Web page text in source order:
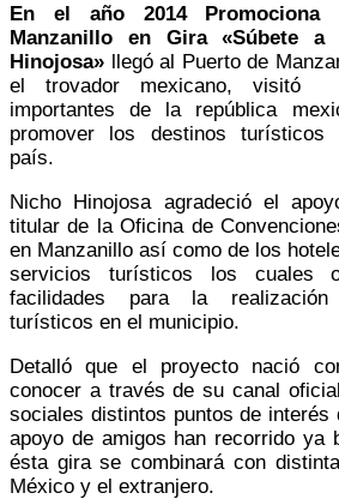
En el año 2014 Promociona
Manzanillo en Gira «Súbete
Hinojosa» llegó al Puerto de
el trovador mexicano, visitó
importantes de la república
promover los destinos turísticos
país.
Nicho Hinojosa agradeció el
titular de la Oficina de
en Manzanillo así como de los
servicios turísticos los cuales
facilidades para la realización
turísticos en el municipio.
Detalló que el proyecto nació
conocer a través de su canal
sociales distintos puntos de
apoyo de amigos han recorrido ya
ésta gira se combinará con
México y el extranjero.